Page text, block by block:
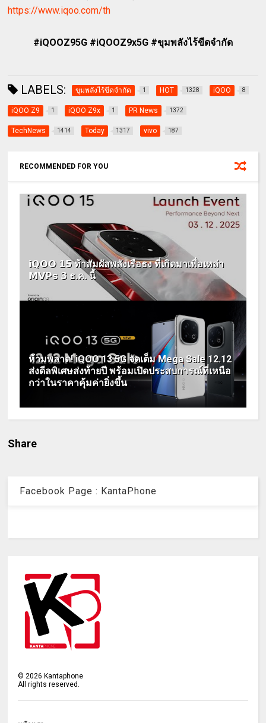
https://www.iqoo.com/th
#iQOOZ95G #iQOOZ9x5G #ขุมพลังไร้ขีดจำกัด
LABELS: ขุมพลังไร้ขีดจำกัด 1 HOT 1328 iQOO 8
iQOO Z9 1 iQOO Z9x 1 PR News 1372
TechNews 1414 Today 1317 vivo 187
RECOMMENDED FOR YOU
𝗶𝗤𝗢𝗢 𝟭𝟱 ท้าสัมผัสพลังเรือธง ที่เกิดมาเพื่อเหล่า
𝗠𝗩𝗣𝘀 𝟯 ธ.ค. นี้
ห้ามพลาด! iQOO 13 5G จัดเต็ม Mega Sale 12.12
ส่งดีลพิเศษส่งท้ายปี พร้อมเปิดประสบการณ์ที่เหนือ
กว่าในราคาคุ้มค่ายิ่งขึ้น
Share
Facebook Page : KantaPhone
© 2026 Kantaphone
All rights reserved.